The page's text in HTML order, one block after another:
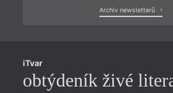
Archiv newsletterů
iTvar
obtýdeník živé